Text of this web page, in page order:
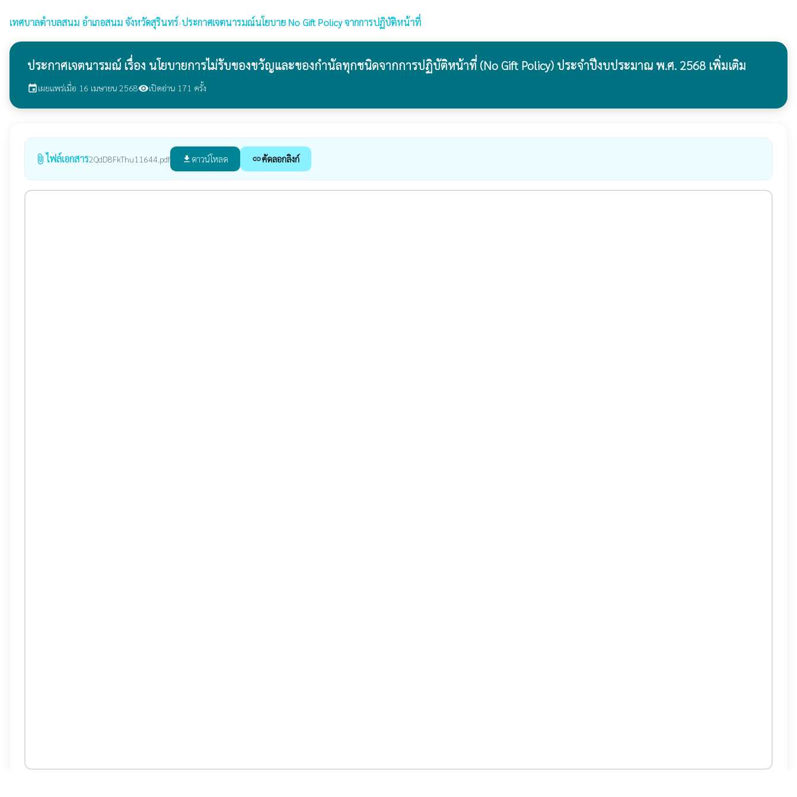
เทศบาลตำบลสนม อำเภอสนม จังหวัดสุรินทร์›ประกาศเจตนารมณ์นโยบาย No Gift Policy จากการปฏิบัติหน้าที่
ประกาศเจตนารมณ์ เรื่อง นโยบายการไม่รับของขวัญและของกำนัลทุกชนิดจากการปฏิบัติหน้าที่ (No Gift Policy) ประจำปีงบประมาณ พ.ศ. 2568 เพิ่มเติม
eventเผยแพร่เมื่อ 16 เมษายน 2568visibilityเปิดอ่าน 171 ครั้ง
attach_file ไฟล์เอกสาร2QdD8FkThu11644.pdf file_download ดาวน์โหลด linkคัดลอกลิงก์